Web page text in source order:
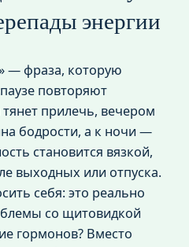
энергии
— фраза, которую
повторяют
прилечь, вечером
бодрости, а к ночи —
становится вязкой,
выходных или отпуска.
себя: это реально
со щитовидкой
гормонов? Вместо